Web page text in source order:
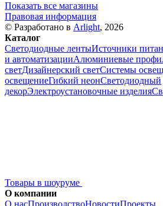
Показать все магазины
Правовая информация
© Разработано в Arlight, 2026
Каталог
Светодиодные лентыИсточники
и автоматизацииАлюминиевые
светДизайнерский светСистемы
освещениеГибкий неонСветодиодный
декорЭлектроустановочные изделия
Товары в шоуруме
О компании